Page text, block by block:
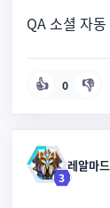
QA 소셜 자
👍 0 👎
3
레알마